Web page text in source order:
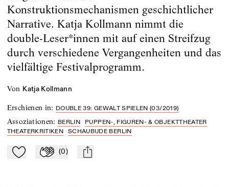
Konstruktionsmechanismen geschichtlicher
Narrative. Katja Kollmann nimmt die
double-Leser*innen mit auf einen Streifzug
durch verschiedene Vergangenheiten und das
vielfältige Festivalprogramm.
von Katja Kollmann
Erschienen in: DOUBLE 39: GEWALT SPIELEN (03/2019)
Assoziationen: BERLIN
PUPPEN-, FIGUREN- & OBJEKTTHEATER
THEATERKRITIKEN SCHAUBUDE BERLIN
Zu Mein-TdZ hinzufügen
Applaudieren
(0) mail